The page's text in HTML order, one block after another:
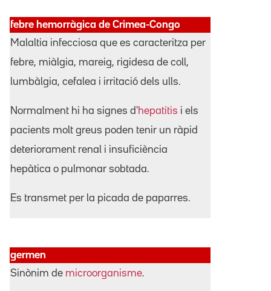
febre hemorràgica de Crimea-Congo
Malaltia infecciosa que es caracteritza per
febre, miàlgia, mareig, rigidesa de coll,
lumbàlgia, cefalea i irritació dels ulls.
Normalment hi ha signes d'hepatitis i els
pacients molt greus poden tenir un ràpid
deteriorament renal i insuficiència
hepàtica o pulmonar sobtada.
Es transmet per la picada de paparres.
germen
Sinònim de microorganisme.